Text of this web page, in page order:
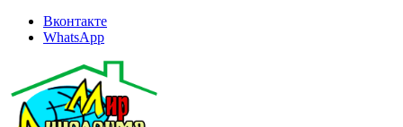
Вконтакте
WhatsApp